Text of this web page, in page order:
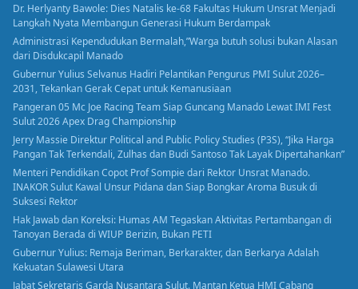
Dr. Herlyanty Bawole: Dies Natalis ke-68 Fakultas Hukum Unsrat Menjadi
Langkah Nyata Membangun Generasi Hukum Berdampak
Administrasi Kependudukan Bermalah,”Warga butuh solusi bukan Alasan
dari Disdukcapil Manado
Gubernur Yulius Selvanus Hadiri Pelantikan Pengurus PMI Sulut 2026–
2031, Tekankan Gerak Cepat untuk Kemanusiaan
Pangeran 05 Mc Joe Racing Team Siap Guncang Manado Lewat IMI Fest
Sulut 2026 Apex Drag Championship
Jerry Massie Direktur Political and Public Policy Studies (P3S), “Jika Harga
Pangan Tak Terkendali, Zulhas dan Budi Santoso Tak Layak Dipertahankan”
Menteri Pendidikan Copot Prof Sompie dari Rektor Unsrat Manado.
INAKOR Sulut Kawal Unsur Pidana dan Siap Bongkar Aroma Busuk di
Suksesi Rektor
Hak Jawab dan Koreksi: Humas AM Tegaskan Aktivitas Pertambangan di
Tanoyan Berada di WIUP Berizin, Bukan PETI
Gubernur Yulius: Remaja Beriman, Berkarakter, dan Berkarya Adalah
Kekuatan Sulawesi Utara
Jabat Sekretaris Garda Nusantara Sulut. Mantan Ketua HMI Cabang